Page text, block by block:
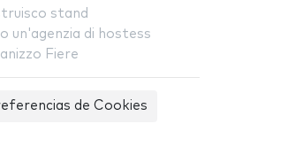
stand
un'agenzia di hostess
Fiere
de Cookies